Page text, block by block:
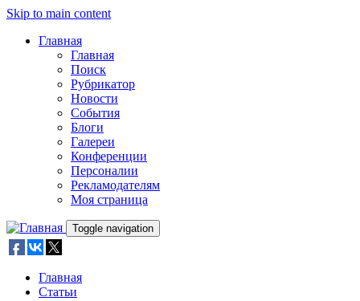
Skip to main content
Главная
Главная
Поиск
Рубрикатор
Новости
События
Блоги
Галереи
Конференции
Персоналии
Рекламодателям
Моя страница
Toggle navigation
Главная
Статьи